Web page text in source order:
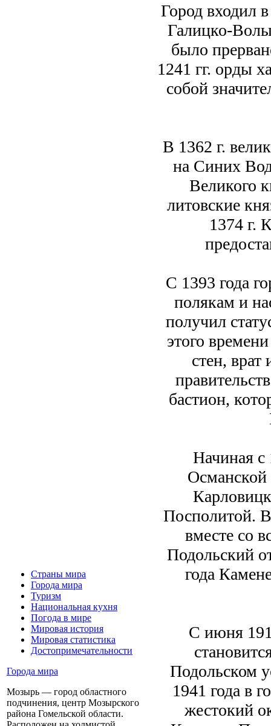
Страны мира
Города мира
Туризм
Национальная кухня
Погода в мире
Мировая история
Мировая статистика
Достопримечательности
Города мира
Мозырь — город областного
подчинения, центр Мозырского
района Гомельской области.
Город входил
Галицко-
было
1241 гг. орды
собой
В 1362 г.
на Синих
Великого
литовские
1374 г.
С 1393 года
полякам и
получил
этого
стен, врат
бастион,
Начиная с
Османской
Посполитой. В
вместе со
Подольский
года
С июня
Подольском
1941 года в
жестокий